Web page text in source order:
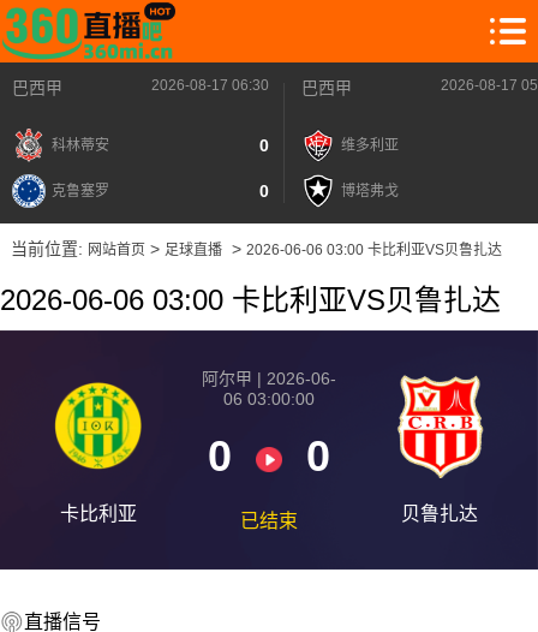
巴西甲 2026-08-17 06:30
科林蒂安 0
克鲁塞罗 0
巴西甲 2026-08-17
维多利亚
博塔弗戈
当前位置: 网站首页> 足球直播> 2026-06-06 03:00 卡比利亚VS贝鲁扎达
2026-06-06 03:00 卡比利亚VS贝鲁扎达
卡比利亚
阿尔甲 | 2026-06-
06 03:00:00
0 0
已结束 贝鲁扎达
直播信号